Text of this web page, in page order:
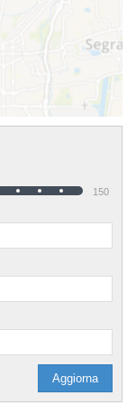
150